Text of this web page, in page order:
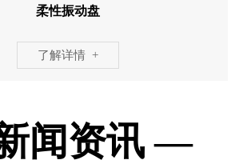
柔性振动盘
了解详情 +
闻资讯 —